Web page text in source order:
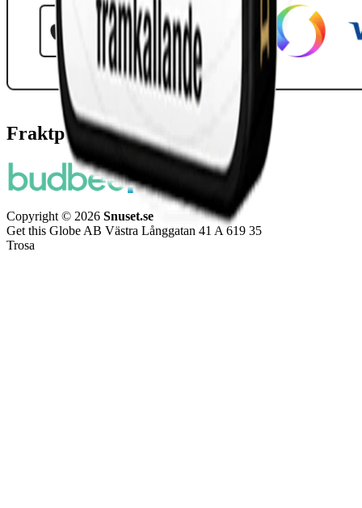
Fraktpartners
Copyright © 2026 Snuset.se
Get this Globe AB Västra Långgatan 41 A 619 35
Trosa